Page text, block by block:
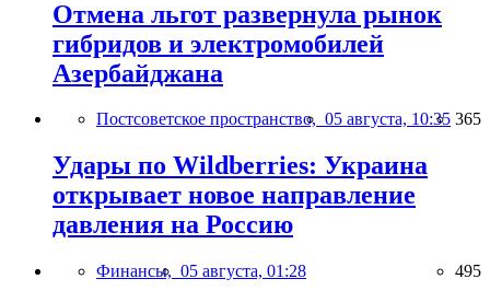
Отмена льгот развернула рынок
гибридов и электромобилей
Азербайджана
Постсоветское пространство, 05 августа, 10:35 365
Удары по Wildberries: Украина
открывает новое направление
давления на Россию
Финансы, 05 августа, 01:28 495